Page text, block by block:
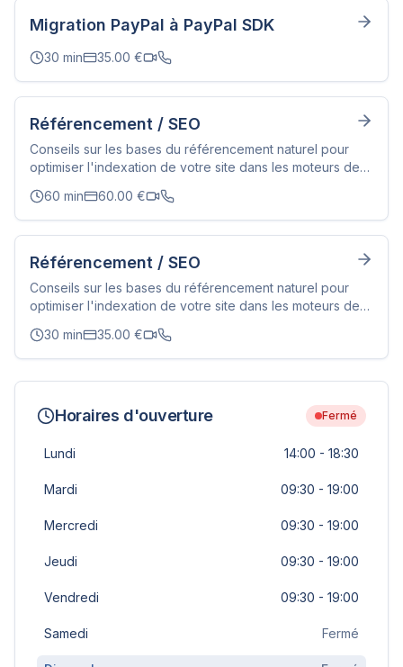
Migration PayPal à PayPal SDK
30 min 35.00 €
Référencement / SEO
Conseils sur les bases du référencement naturel pour
optimiser l'indexation de votre site dans les moteurs de
60 min 60.00 €
Référencement / SEO
Conseils sur les bases du référencement naturel pour
optimiser l'indexation de votre site dans les moteurs de
30 min 35.00 €
Horaires d'ouverture Fermé
Lundi 14:00 - 18:30
Mardi 09:30 - 19:00
Mercredi 09:30 - 19:00
Jeudi 09:30 - 19:00
Vendredi 09:30 - 19:00
Samedi Fermé